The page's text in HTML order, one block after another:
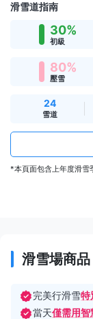
滑雪道指南
30%
初級
80%
壓雪
24
雪道
*本頁面包含上年度滑雪
滑雪場商品
完美行滑雪特
當天僅需用智